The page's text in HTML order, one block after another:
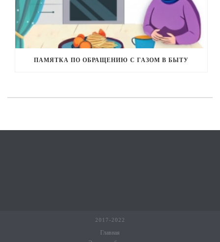
ПАМЯТКА ПО ОБРАЩЕНИЮ С ГАЗОМ В БЫТУ
2017-2022
Главная